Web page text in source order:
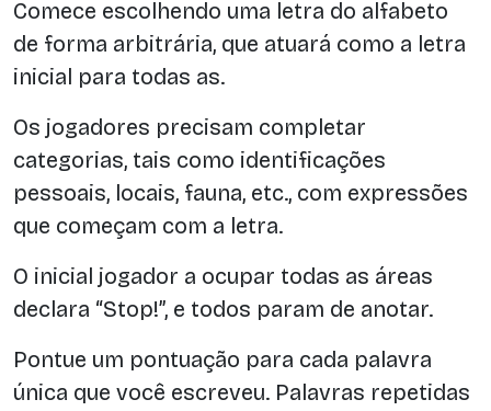
Comece escolhendo uma letra do alfabeto
de forma arbitrária, que atuará como a letra
inicial para todas as.
Os jogadores precisam completar
categorias, tais como identificações
pessoais, locais, fauna, etc., com expressões
que começam com a letra.
O inicial jogador a ocupar todas as áreas
declara “Stop!”, e todos param de anotar.
Pontue um pontuação para cada palavra
única que você escreveu. Palavras repetidas